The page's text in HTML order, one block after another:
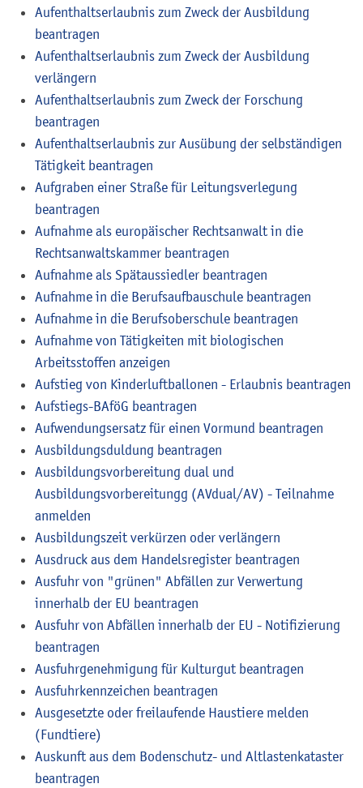
Aufenthaltserlaubnis zum Zweck der Ausbildung
beantragen
Aufenthaltserlaubnis zum Zweck der Ausbildung
verlängern
Aufenthaltserlaubnis zum Zweck der Forschung
beantragen
Aufenthaltserlaubnis zur Ausübung der selbständigen
Tätigkeit beantragen
Aufgraben einer Straße für Leitungsverlegung
beantragen
Aufnahme als europäischer Rechtsanwalt in die
Rechtsanwaltskammer beantragen
Aufnahme als Spätaussiedler beantragen
Aufnahme in die Berufsaufbauschule beantragen
Aufnahme in die Berufsoberschule beantragen
Aufnahme von Tätigkeiten mit biologischen
Arbeitsstoffen anzeigen
Aufstieg von Kinderluftballonen - Erlaubnis beantragen
Aufstiegs-BAföG beantragen
Aufwendungsersatz für einen Vormund beantragen
Ausbildungsduldung beantragen
Ausbildungsvorbereitung dual und
Ausbildungsvorbereitungg (AVdual/AV) - Teilnahme
anmelden
Ausbildungszeit verkürzen oder verlängern
Ausdruck aus dem Handelsregister beantragen
Ausfuhr von "grünen" Abfällen zur Verwertung
innerhalb der EU beantragen
Ausfuhr von Abfällen innerhalb der EU - Notifizierung
beantragen
Ausfuhrgenehmigung für Kulturgut beantragen
Ausfuhrkennzeichen beantragen
Ausgesetzte oder freilaufende Haustiere melden
(Fundtiere)
Auskunft aus dem Bodenschutz- und Altlastenkataster
beantragen